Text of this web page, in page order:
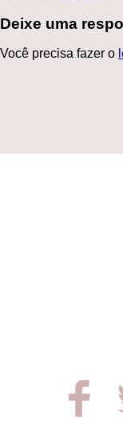
Deixe uma
Você precisa fazer o